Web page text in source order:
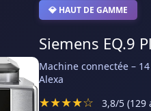
💎 HAUT DE GAMME
Siemens EQ.9
Machine connectée –
Alexa
★★★★☆ 3,8/5 (129